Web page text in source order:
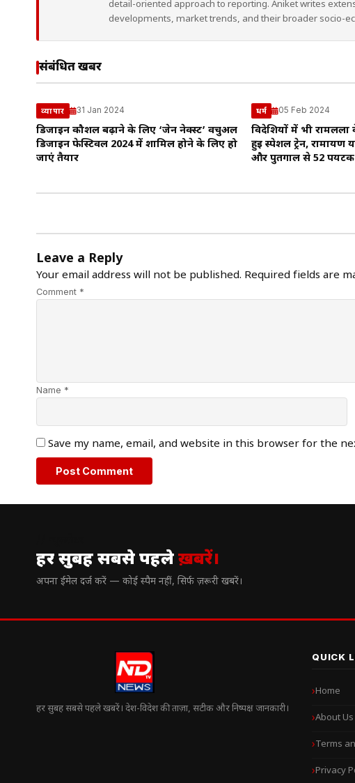
detail-oriented approach to reporting. Aniket writes
developments, market trends, and their broader socio-
संबंधित खबरें
व्यापार 31 Jan 2024
डिजाइन कौशल बढ़ाने के लिए ‘जेन नेक्स्ट’ वर्चुअल
डिजाइन फेस्टिवल 2024 में शामिल होने के लिए हो
जाएं तैयार
धर्म 05 Feb 2024
विदेशियों में भी
हुई स्पेशल ट्रेन, रामायण
और पुर्तगाल से 52 पर्यटक
Leave a Reply
Your email address will not be published. Required fields are
Comment *
Name *
Save my name, email, and website in this browser for the
हर सुबह सबसे पहलेख़बरें।
अपना ईमेल दर्ज करें — कोई स्पैम नहीं, सिर्फ ज़रूरी खबरें।
हर सुबह सबसे पहले खबरें। देश-विदेश की ताज़ा, सटीक और निष्पक्ष जानकारी।
QUICK
Home
About Us
Terms
Privacy